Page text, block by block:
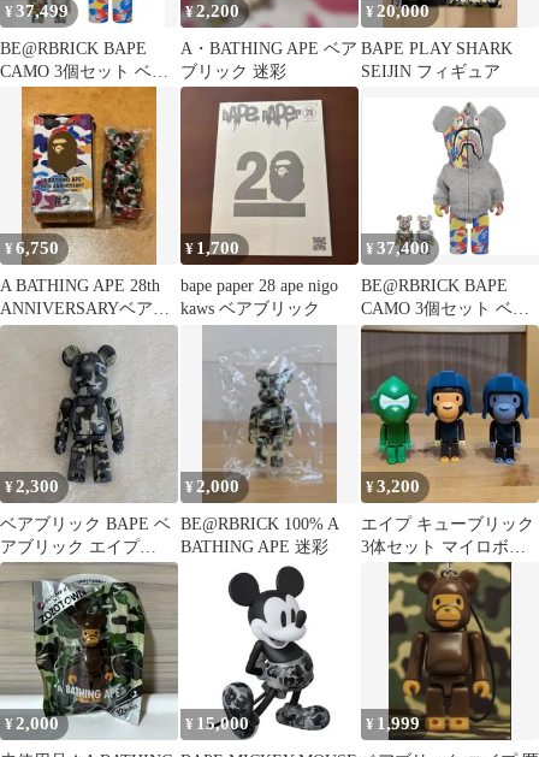
¥37,499
BE@RBRICK BAPE
CAMO 3個セット ベア
¥2,200
A・BATHING APE ベア
ブリック 迷彩
¥ 20,000
BAPE PLAY SHARK
SEIJIN フィギュア
¥6,750
A BATHING APE 28th
ANNIVERSARYベアブ
リック #2
¥ 1,700
bape paper 28 ape nigo
kaws ベアブリック
¥ 37,400
BE@RBRICK BAPE
CAMO 3個セット ベア
ブリック
¥2,300
ベアブリック BAPE ベ
アブリック エイプ
100％
¥ 2,000
BE@RBRICK 100% A
BATHING APE 迷彩
¥3,200
エイプ キューブリック
3体セット マイロボー
¥2,000 ¥ 15,000 ¥ 1,999